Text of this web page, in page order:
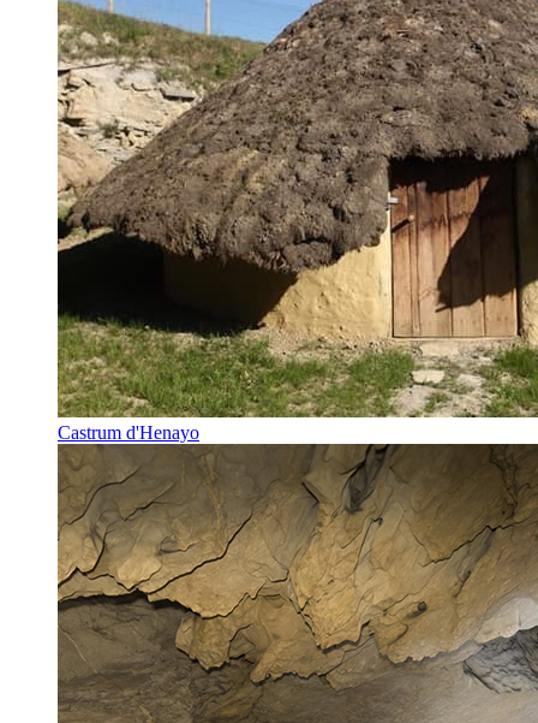
Castrum d'Henayo